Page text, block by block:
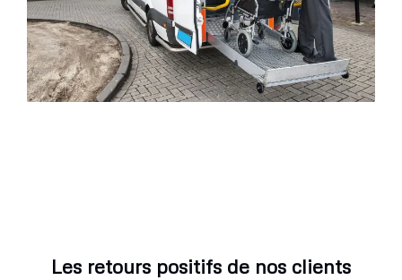
Les retours positifs de nos clients